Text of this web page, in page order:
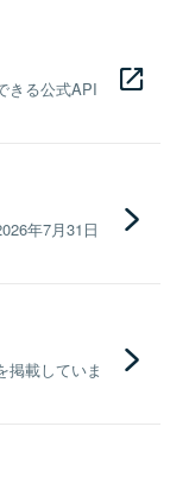
きる公式API
年7月31日
掲載していま